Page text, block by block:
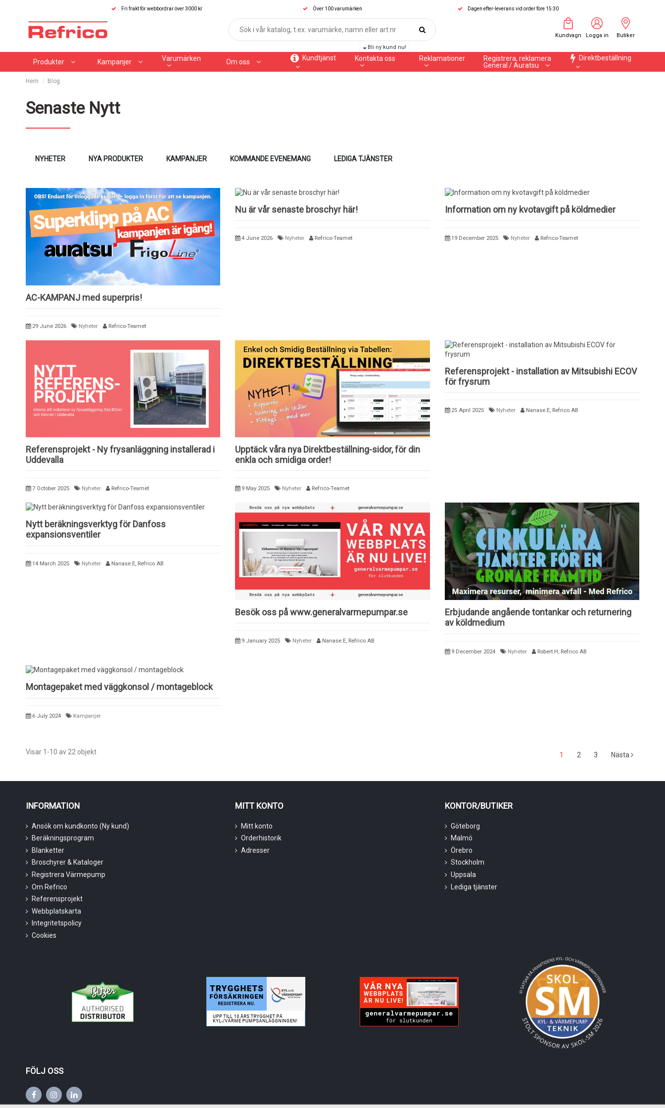
Fri frakt för webbordrar över 3000 kr Över 100 varumärken Dagen efter-leverans vid order före 15:30
Kundvagn Logga in Butiker
Produkter Kampanjer Varumärken Om oss
Kundtjänst Kontakta oss
Bli ny kund nu!
Reklamationer
Registrera, reklamera
General / Auratsu
Direktbeställning
Hem Blog
Senaste Nytt
NYHETER NYA PRODUKTER KAMPANJER KOMMANDE EVENEMANG LEDIGA TJÄNSTER
AC-KAMPANJ med superpris!
29 June 2026 Nyheter Refrico-Teamet
Nu är vår senaste broschyr här!
4 June 2026 Nyheter Refrico-Teamet
Information om ny kvotavgift på köldmedier
19 December 2025 Nyheter Refrico-Teamet
Referensprojekt - Ny frysanläggning installerad i
Uddevalla
7 October 2025 Nyheter Refrico-Teamet
Upptäck våra nya Direktbeställning-sidor, för din
enkla och smidiga order!
9 May 2025 Nyheter Refrico-Teamet
Referensprojekt - installation av Mitsubishi ECOV
för frysrum
25 April 2025 Nyheter Nanase.E, Refrico AB
Nytt beräkningsverktyg för Danfoss
expansionsventiler
14 March 2025 Nyheter Nanase.E, Refrico AB
Besök oss på www.generalvarmepumpar.se
9 January 2025 Nyheter Nanase.E, Refrico AB
Erbjudande angående tontankar och returnering
av köldmedium
9 December 2024 Nyheter Robert.H, Refrico AB
Montagepaket med väggkonsol / montageblock
6 July 2024 Kampanjer
Visar 1-10 av 22 objekt 1 2 3 Nästa
INFORMATION
Ansök om kundkonto (Ny kund)
Beräkningsprogram
Blanketter
Broschyrer & Kataloger
Registrera Värmepump
Om Refrico
Referensprojekt
Webbplatskarta
Integritetspolicy
Cookies
MITT KONTO
Mitt konto
Orderhistorik
Adresser
KONTOR/BUTIKER
Göteborg
Malmö
Örebro
Stockholm
Uppsala
Lediga tjänster
FÖLJ OSS